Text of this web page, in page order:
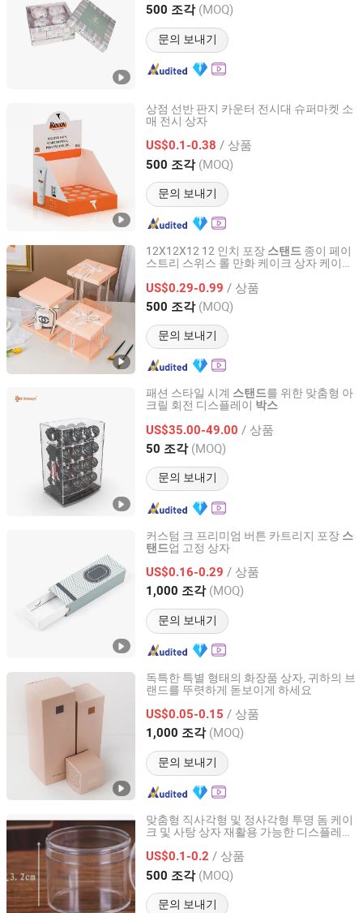
500 조각 (MOQ)
문의 보내기
Shanghai, China 이후 2011
상점 선반 판지 카운터 전시대 슈퍼마켓 소
매 전시 상자
US$0.1-0.38 / 상품
500 조각 (MOQ)
문의 보내기
Xiamen Taki Industry and Trade Co., Ltd.
Fujian, China 이후 2025
12X12X12 12 인치 포장 스탠드 종이 페이
스트리 스위스 롤 만화 케이크 상자 케이크
US$0.29-0.99 / 상품
500 조각 (MOQ)
문의 보내기
Shantou Eastcross Technology Co., Ltd
Guangdong, China 이후 2025
패션 스타일 시계 스탠드를 위한 맞춤형 아
크릴 회전 디스플레이 박스
US$35.00-49.00 / 상품
50 조각 (MOQ)
문의 보내기
Billionways Business Equipment (Zhongshan) Co., Ltd
Guangdong, China 이후 2021
커스텀 크 프리미엄 버튼 카트리지 포장 스
탠드업 고정 상자
US$0.16-0.29 / 상품
1,000 조각 (MOQ)
문의 보내기
Shenzhen Zhengtu Industrial Co., Ltd.
Guangdong, China 이후 2025
독특한 특별 형태의 화장품 상자, 귀하의 브
랜드를 뚜렷하게 돋보이게 하세요
US$0.05-0.15 / 상품
1,000 조각 (MOQ)
문의 보내기
Shanghai Yini Printing Co., Ltd.
Shanghai, China 이후 2025
맞춤형 직사각형 및 정사각형 투명 돔 케이
크 및 사탕 상자 재활용 가능한 디스플레이
US$0.1-0.2 / 상품
500 조각 (MOQ)
문의 보내기
Nanchang Dian Chuang Packaging Co., Ltd.
Jiangxi, China 이후 2025